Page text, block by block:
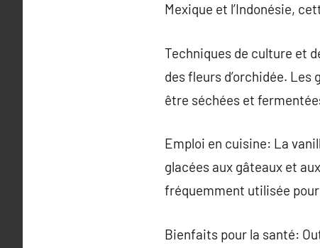
Mexique et l’Indonésie,
Techniques de culture et
des fleurs d’orchidée.
être séchées et
Emploi en cuisine: La
glacées aux gâteaux et
fréquemment utilisée
Bienfaits pour la santé: